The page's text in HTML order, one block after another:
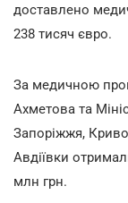
доставлено
238 тисяч євро.
За медичною
Ахметова та
Запоріжжя,
Авдіївки
млн грн.